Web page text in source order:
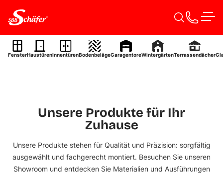
FensterHaustürenInnentürenBodenbelägeGaragentoreWintergärtenTerrassendächer
Vielfältige Auswahl für
individuelle
Wohnlösungen
Projektanfrage starten
Unsere Produkte für Ihr
Zuhause
Unsere Produkte stehen für Qualität und Präzision: sorgfältig
ausgewählt und fachgerecht montiert. Besuchen Sie unseren
Showroom und entdecken Sie Materialien und Ausführungen